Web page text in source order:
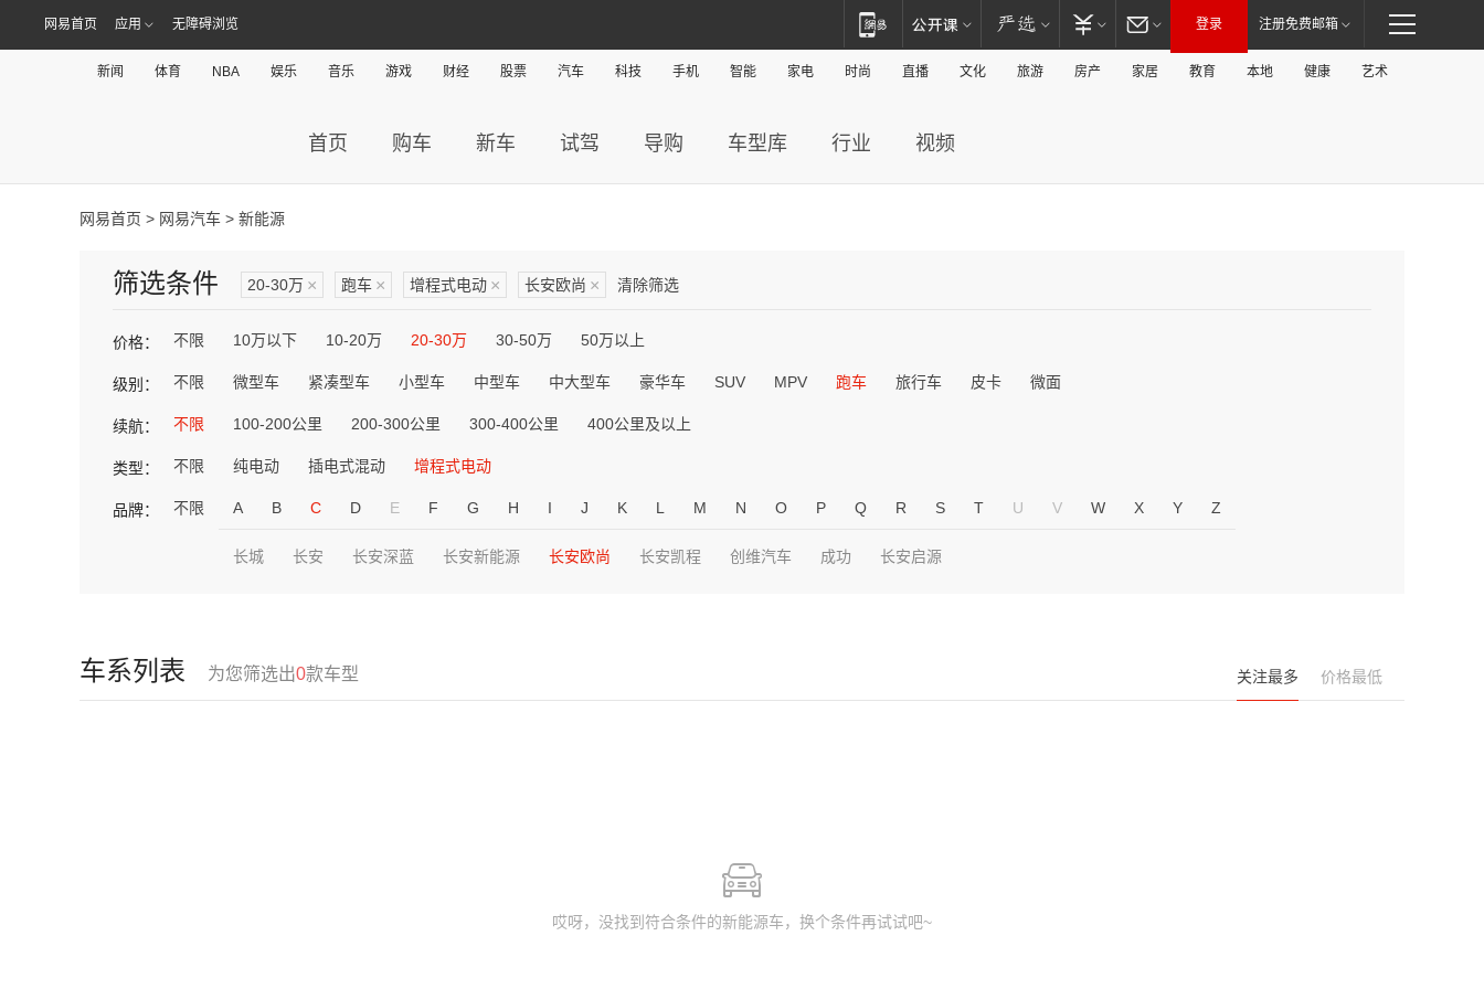
网易首页 应用 无障碍浏览 登录 注册免费邮箱
新闻 体育 NBA 娱乐 音乐 游戏 财经 股票 汽车 科技 手机 智能 家电 时尚 直播 文化 旅游 房产 家居 教育 本地 健康 艺术
首页 购车 新车 试驾 导购 车型库 行业 视频
网易首页 > 网易汽车 > 新能源
筛选条件 20-30万 × 跑车 × 增程式电动 × 长安欧尚 × 清除筛选
价格： 不限 10万以下 10-20万 20-30万 30-50万 50万以上
级别： 不限 微型车 紧凑型车 小型车 中型车 中大型车 豪华车 SUV MPV 跑车 旅行车 皮卡 微面
续航： 不限 100-200公里 200-300公里 300-400公里 400公里及以上
类型： 不限 纯电动 插电式混动 增程式电动
品牌： 不限 A B C D E F G H I J K L M N O P Q R S T U V W X Y Z
长城 长安 长安深蓝 长安新能源 长安欧尚 长安凯程 创维汽车 成功 长安启源
车系列表 为您筛选出0款车型 关注最多 价格最低
哎呀，没找到符合条件的新能源车，换个条件再试试吧~